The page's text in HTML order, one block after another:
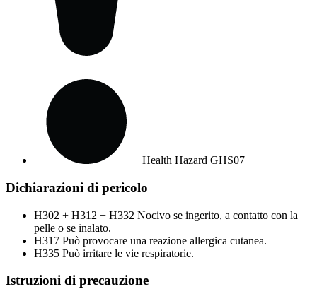
Health Hazard GHS07
Dichiarazioni di pericolo
H302 + H312 + H332 Nocivo se ingerito, a contatto con la
pelle o se inalato.
H317 Può provocare una reazione allergica cutanea.
H335 Può irritare le vie respiratorie.
Istruzioni di precauzione